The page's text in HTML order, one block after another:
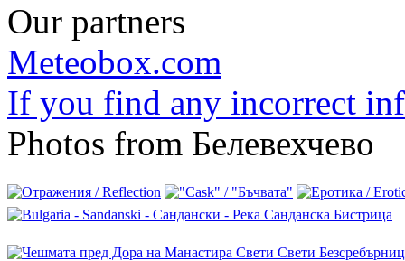
Our partners
Meteobox.com
If you find any incorrect
Photos from Белевехчево